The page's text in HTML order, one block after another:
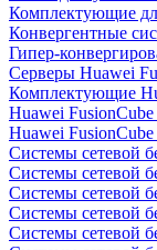
Комплектующие
Конвергентные
Гипер-
Серверы Huawei
Комплектующие
Huawei
Huawei
Системы сетевой
Системы сетевой
Системы сетевой
Системы сетевой
Системы сетевой